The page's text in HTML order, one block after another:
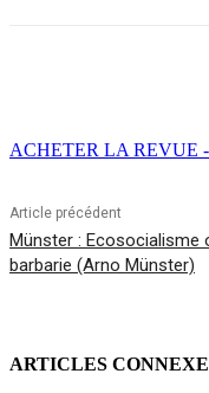
ACHETER LA REVUE
Article précédent
Münster : Ecosocialisme
barbarie (Arno Münster)
ARTICLES